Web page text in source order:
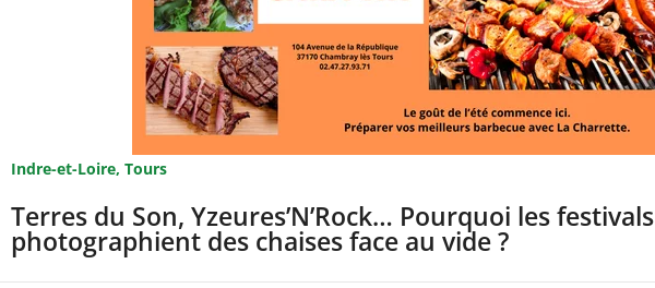
Indre-et-Loire, Tours
Terres du Son, Yzeures’N’Rock… Pourquoi les festivals
photographient des chaises face au vide ?